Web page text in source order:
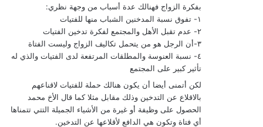
بفكرة الزواج فهنالك عدة أسباب من وجهة نظري:
١- تفوق نسبة المدخنين الشباب منها للفتيات
٢- عدم تقبل الأهل والمجتمع لفكرة تدخين الفتيات
٣-أن الرجل هو من يتحمل تكاليف الزواج وليست الفتاة
٤- نسبة العنوسة والمطلقات المرتفعة لدى الفتيات والذي له
تأثير كبير على المجتمع
لكن أتمنى أيضا أن يكون هنالك حملة للفتيات لاقناعهم
بالاقلاع عن التدخين وذلك مقابل مثلا كما قال الأخ محمد
الحصول على وظيفة أو غيرة من الأشياء الجميلة التتي تتمناها
أي فتاة وتكون هي الدافع لأقلاعها عن التدخين.